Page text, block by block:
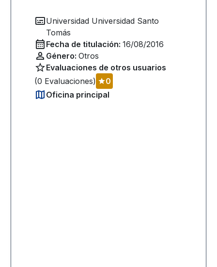
Universidad Universidad Santo
Tomás
Fecha de titulación: 16/08/2016
Género:Otros
Evaluaciones de otros usuarios
(0 Evaluaciones)
0
Oficina principal